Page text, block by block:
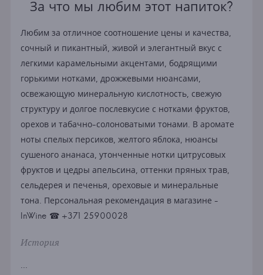
За что мы любим этот напиток?
Любим за отличное соотношение цены и качества,
сочный и пикантный, живой и элегантный вкус с
легкими карамельными акцентами, бодрящими
горькими нотками, дрожжевыми нюансами,
освежающую минеральную кислотность, свежую
структуру и долгое послевкусие с нотками фруктов,
орехов и табачно-солоноватыми тонами. В аромате
ноты спелых персиков, желтого яблока, нюансы
сушеного ананаса, утонченные нотки цитрусовых
фруктов и цедры апельсина, оттенки пряных трав,
сельдерея и печенья, ореховые и минеральные
тона. Персональная рекомендация в магазине -
InWine ☎ +371 25900028
История
...